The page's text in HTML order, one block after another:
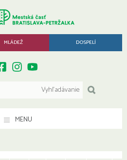
MLÁDEŽ DOSPELÍ
MENU